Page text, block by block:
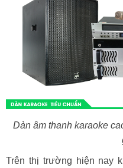
Dàn âm thanh karaoke
Trên thị trường hiện nay